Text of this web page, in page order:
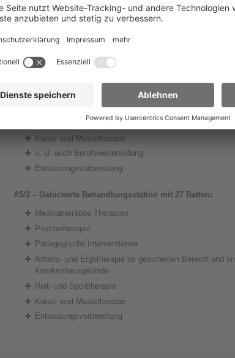
Kunst-/Musiktherapie
Psychotherapie
Pädagogische Interventionen
Arbeits- und Ergotherapie im gesicherten Bereich und im
Krankenhausgelände
Reit- und Sporttherapie
Kunst- und Musiktherapie
u. U. auch Berufsweiterbildung
Entlassungsvorbereitung
A5/2 – Gelockerte Behandlungsstation mit 27 Betten:
Medikamentöse Therapien
Psychotherapie
Pädagogische Interventionen
Arbeits- und Ergotherapie im gesicherten Bereich und im
Krankenhausgelände
Reit- und Sporttherapie
Kunst- und Musiktherapie
Entlassungsvorbereitung